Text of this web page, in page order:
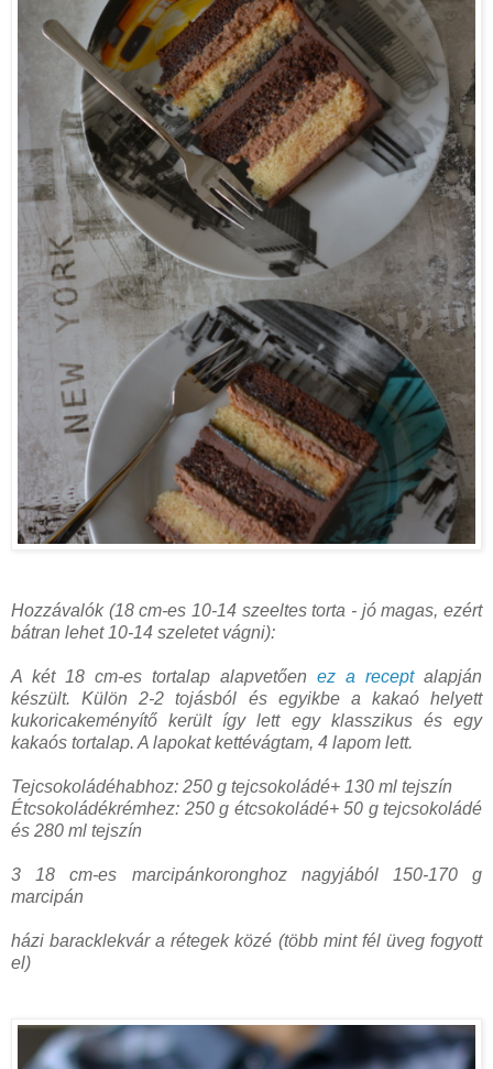
Hozzávalók (18 cm-es 10-14 szeeltes torta - jó magas, ezért
bátran lehet 10-14 szeletet vágni):
A két 18 cm-es tortalap alapvetően ez a receptalapján
készült. Külön 2-2 tojásból és egyikbe a kakaó helyett
kukoricakeményítő került így lett egy klasszikus és egy
kakaós tortalap. A lapokat kettévágtam, 4 lapom lett.
Tejcsokoládéhabhoz: 250 g tejcsokoládé+ 130 ml tejszín
Étcsokoládékrémhez: 250 g étcsokoládé+ 50 g tejcsokoládé
és 280 ml tejszín
3 18 cm-es marcipánkoronghoz nagyjából 150-170 g
marcipán
házi baracklekvár a rétegek közé (több mint fél üveg fogyott
el)